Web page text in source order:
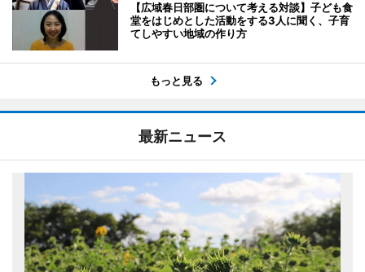
【広域春日部圏について考える対談】子ども食
堂をはじめとした活動をする3人に聞く、子育
てしやすい地域の作り方
もっと見る
最新ニュース